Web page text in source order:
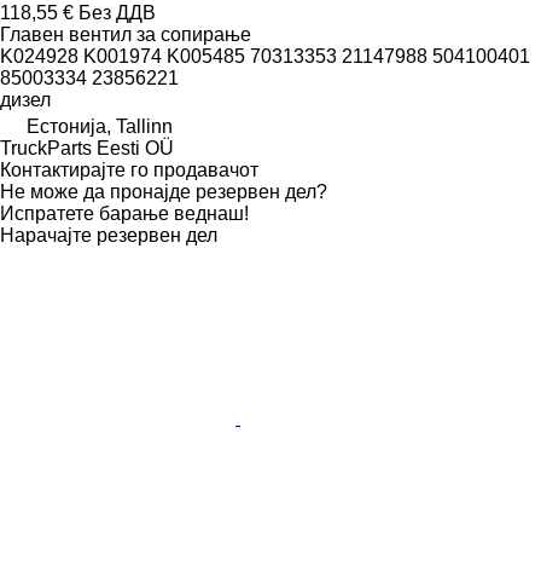
118,55 € Без ДДВ
Главен вентил за сопирање
K024928 K001974 K005485 70313353 21147988 504100401
85003334 23856221
дизел
Естонија, Tallinn
TruckParts Eesti OÜ
Контактирајте го продавачот
Не може да пронајде резервен дел?
Испратете барање веднаш!
Нарачајте резервен дел